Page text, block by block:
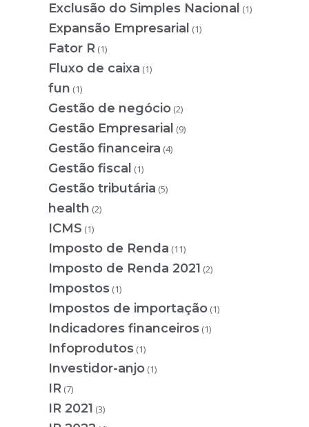
Exclusão do Simples Nacional (1)
Expansão Empresarial (1)
Fator R (1)
Fluxo de caixa (1)
fun (1)
Gestão de negócio (2)
Gestão Empresarial (9)
Gestão financeira (4)
Gestão fiscal (1)
Gestão tributária (5)
health (2)
ICMS (1)
Imposto de Renda (11)
Imposto de Renda 2021 (2)
Impostos (1)
Impostos de importação (1)
Indicadores financeiros (1)
Infoprodutos (1)
Investidor-anjo (1)
IR (7)
IR 2021 (3)